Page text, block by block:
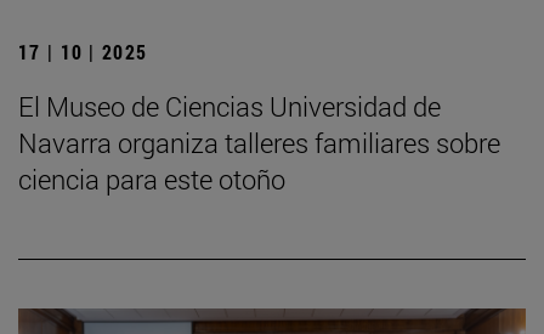
17 | 10 | 2025
El Museo de Ciencias Universidad de
Navarra organiza talleres familiares sobre
ciencia para este otoño